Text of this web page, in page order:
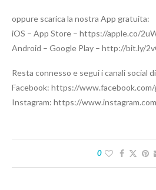
oppure scarica la nostra App gratuita:
iOS – App Store – https://apple.co/
Android – Google Play – http://bit.ly/
Resta connesso e segui i canali social
Facebook: https://
Instagram: https://
0